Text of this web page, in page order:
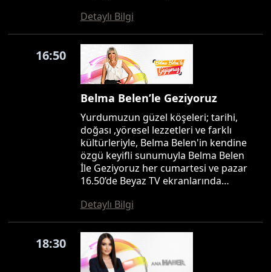
Detaylı Bilgi
16:50
Belma Belen’le Geziyoruz
Yurdumuzun güzel köşeleri; tarihi,
doğası ,yöresel lezzetleri ve farklı
kültürleriyle, Belma Belen'in kendine
özgü keyifli sunumuyla Belma Belen
İle Geziyoruz her cumartesi ve pazar
16.50’de Beyaz TV ekranlarında…
Detaylı Bilgi
18:30